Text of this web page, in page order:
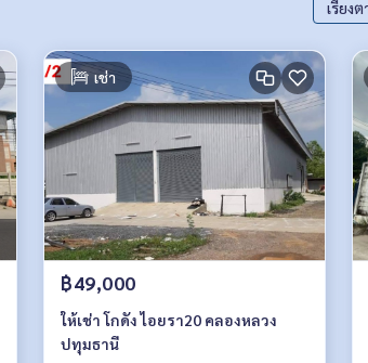
เช่า
฿49,000
ให้เช่า โกดัง ไอยรา20​ คลองหลวง​
ปทุมธานี​